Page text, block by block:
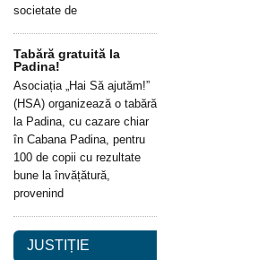
societate de
Tabără gratuită la
Padina!
Asociația „Hai Să ajutăm!”
(HSA) organizează o tabără
la Padina, cu cazare chiar
în Cabana Padina, pentru
100 de copii cu rezultate
bune la învățătură,
provenind
JUSTIȚIE